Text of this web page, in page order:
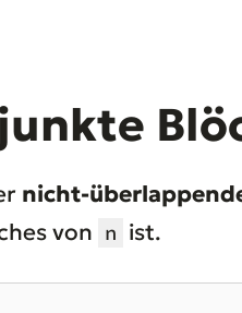
nicht-
von n ist.